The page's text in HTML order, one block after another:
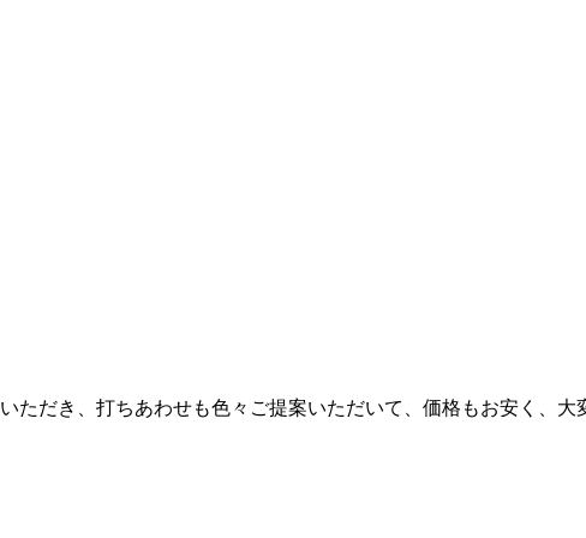
ただき、打ちあわせも色々ご提案いただいて、価格もお安く、大